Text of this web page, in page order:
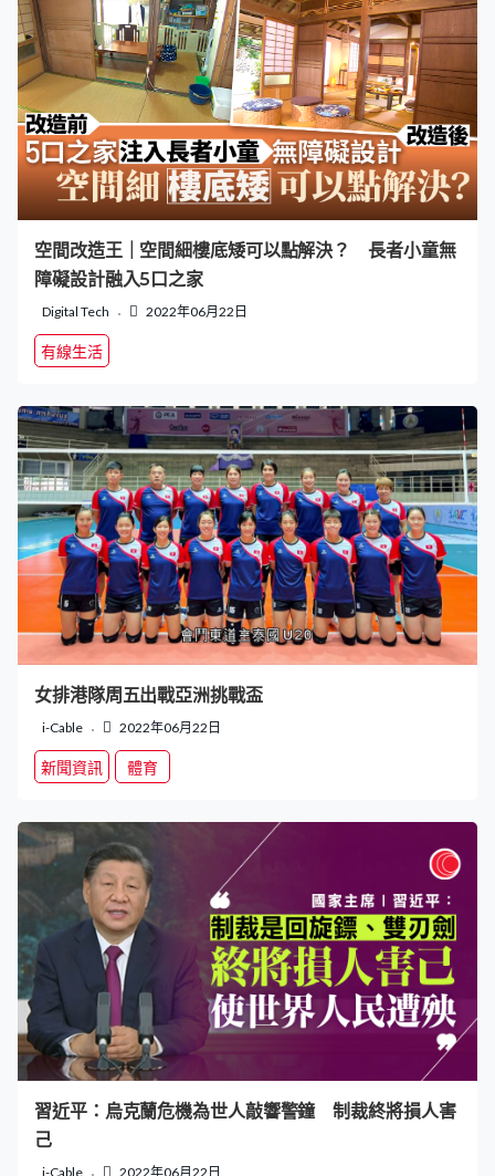
空間改造王｜空間細樓底矮可以點解決？ 長者小童無
障礙設計融入5口之家
Digital Tech 2022年06月22日
有線生活
女排港隊周五出戰亞洲挑戰盃
i-Cable 2022年06月22日
新聞資訊 體育
習近平：烏克蘭危機為世人敲響警鐘 制裁終將損人害
己
i-Cable 2022年06月22日